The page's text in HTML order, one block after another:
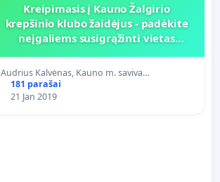
Kreipimasis į Kauno Žalgirio
krepšinio klubo žaidėjus - padėkite
neįgaliems susigrąžinti vietas
Audrius Kalvėnas, Kauno m. saviva…
181 parašai
21 Jan 2019